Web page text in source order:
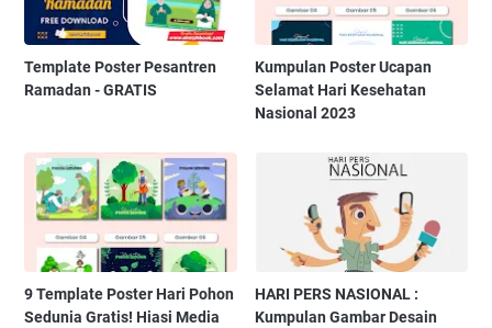
Template Poster Pesantren
Ramadan - GRATIS
Kumpulan Poster Ucapan
Selamat Hari Kesehatan
Nasional 2023
9 Template Poster Hari Pohon
Sedunia Gratis! Hiasi Media
HARI PERS NASIONAL :
Kumpulan Gambar Desain